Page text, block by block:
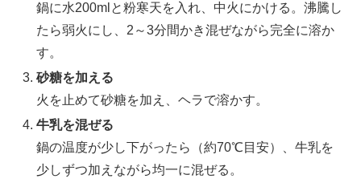
鍋に水200mlと粉寒天を入れ、中火にかける。沸騰し
たら弱火にし、2～3分間かき混ぜながら完全に溶か
す。
砂糖を加える
火を止めて砂糖を加え、ヘラで溶かす。
牛乳を混ぜる
鍋の温度が少し下がったら（約70℃目安）、牛乳を
少しずつ加えながら均一に混ぜる。